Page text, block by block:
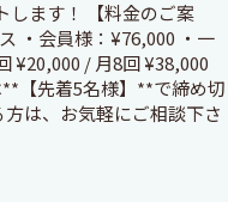
します！ 【料金のご案
・会員様：¥76,000 ・一
¥20,000 / 月8回 ¥38,000
【先着5名様】**で締め切
は、お気軽にご相談下さ